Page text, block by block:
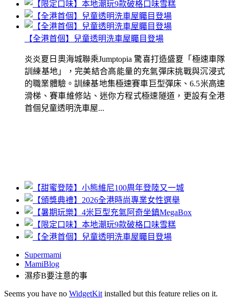
【全港首個】兒童透明洗車屋矚目登場
炎炎夏日奧海城聯乘Jumptopia 驚喜打造盛夏「極速車隊
訓練基地」，完美結合高能量的充氣彈床挑戰與沉浸式
的職業體驗。訓練基地集極速賽車巨型彈床、6.5米高速
滑梯、賽車維修站、迷你方程式極速隧道，更設有全港
首個兒童透明洗車屋...
Supermami
MamiBlog
濕疹B要注意的事
Seems you have no WidgetKit installed but this feature relies on it.